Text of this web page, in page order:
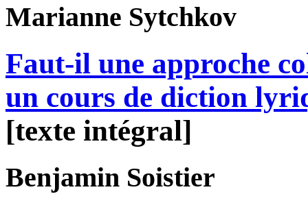
Marianne Sytchkov
Faut-il une approche
un cours de diction
[texte intégral]
Benjamin Soistier